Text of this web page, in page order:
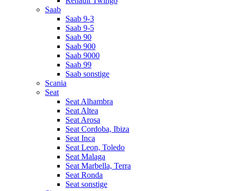
Saab
Saab 9-3
Saab 9-5
Saab 90
Saab 900
Saab 9000
Saab 99
Saab sonstige
Scania
Seat
Seat Alhambra
Seat Altea
Seat Arosa
Seat Cordoba, Ibiza
Seat Inca
Seat Leon, Toledo
Seat Malaga
Seat Marbella, Terra
Seat Ronda
Seat sonstige